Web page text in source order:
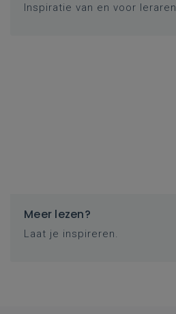
Inspiratie van en voor leraren.
Meer lezen?
Laat je inspireren.